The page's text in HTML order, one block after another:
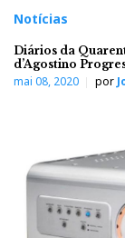
Notícias
Diários da
d’Agostino
mai 08, 2020 por